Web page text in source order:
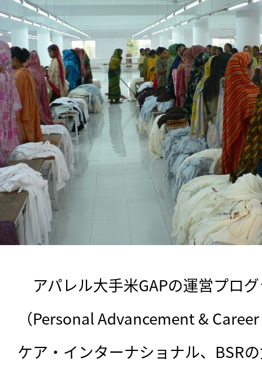
アパレル大手米GAPの運営プログ
（Personal Advancement &
ケア・インターナショナル、BSR